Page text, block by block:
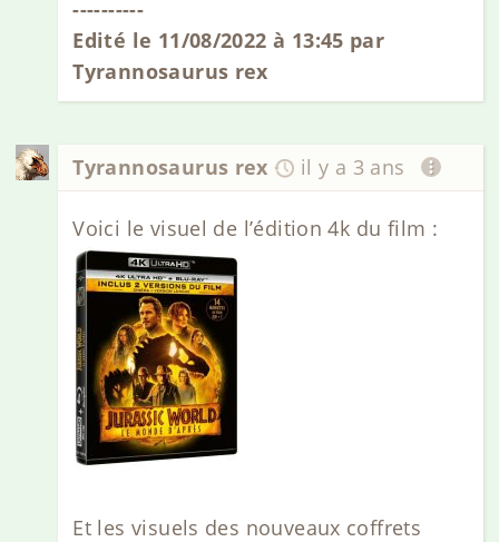
----------
Edité le 11/08/2022 à 13:45 par
Tyrannosaurus rex
Tyrannosaurus rex il y a 3 ans
Voici le visuel de l’édition 4k du film :
Et les visuels des nouveaux coffrets